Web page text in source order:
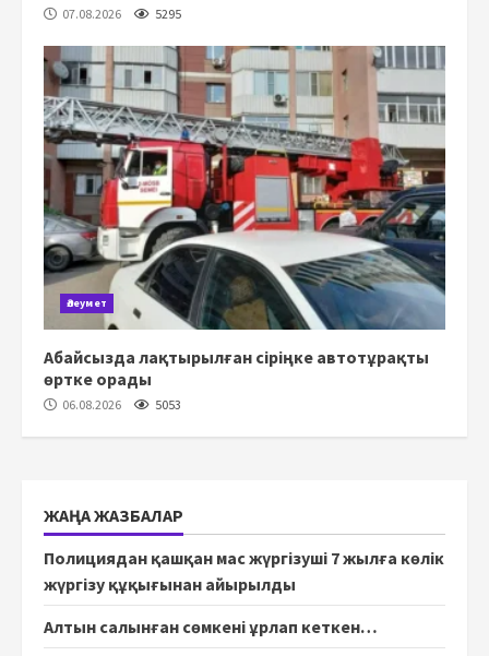
07.08.2026 5295
Әлеумет
Абайсызда лақтырылған сіріңке автотұрақты
өртке орады
06.08.2026 5053
ЖАҢА ЖАЗБАЛАР
Полициядан қашқан мас жүргізуші 7 жылға көлік
жүргізу құқығынан айырылды
Алтын салынған сөмкені ұрлап кеткен…